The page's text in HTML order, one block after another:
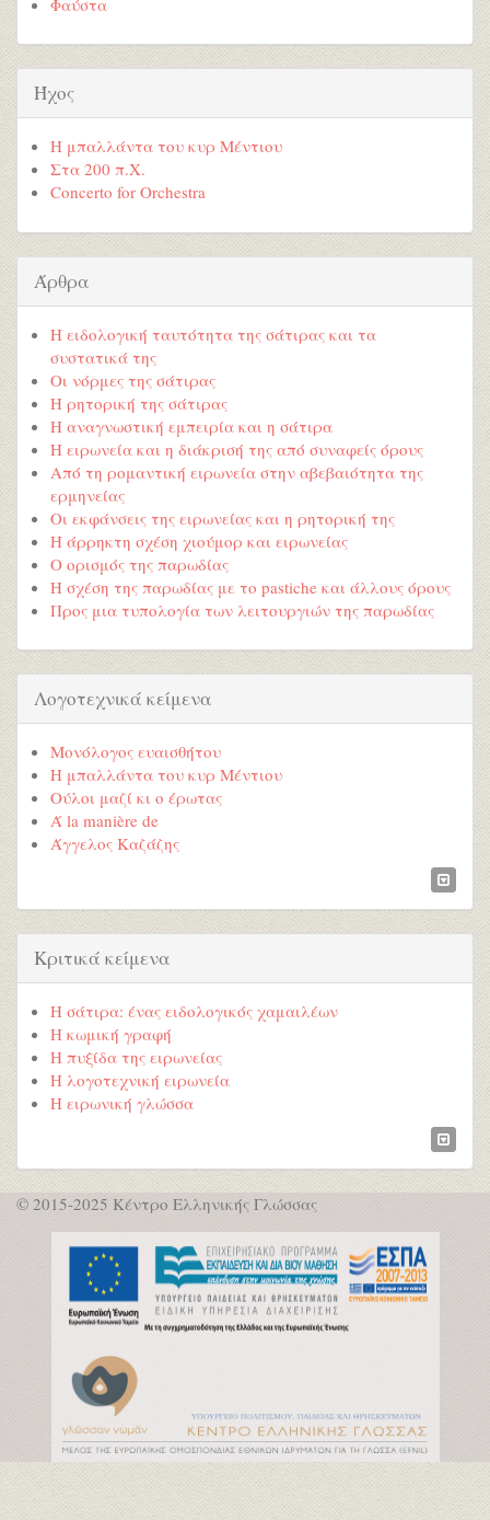
Ήχος
Η μπαλλάντα του κυρ Μέντιου
Στα 200 π.Χ.
Concerto for Orchestra
Άρθρα
Η ειδολογική ταυτότητα της σάτιρας και τα
συστατικά της
Οι νόρμες της σάτιρας
Η ρητορική της σάτιρας
Η αναγνωστική εμπειρία και η σάτιρα
Η ειρωνεία και η διάκρισή της από συναφείς όρους
Από τη ρομαντική ειρωνεία στην αβεβαιότητα της
ερμηνείας
Οι εκφάνσεις της ειρωνείας και η ρητορική της
Η άρρηκτη σχέση χιούμορ και ειρωνείας
Ο ορισμός της παρωδίας
Η σχέση της παρωδίας με το pastiche και άλλους όρους
Προς μια τυπολογία των λειτουργιών της παρωδίας
Λογοτεχνικά κείμενα
Μονόλογος ευαισθήτου
Η μπαλλάντα του κυρ Μέντιου
Ούλοι μαζί κι ο έρωτας
Ά la manière de
Άγγελος Καζάζης
Κριτικά κείμενα
Η σάτιρα: ένας ειδολογικός χαμαιλέων
Η κωμική γραφή
Η πυξίδα της ειρωνείας
Η λογοτεχνική ειρωνεία
Η ειρωνική γλώσσα
© 2015-2025 Κέντρο Ελληνικής Γλώσσας